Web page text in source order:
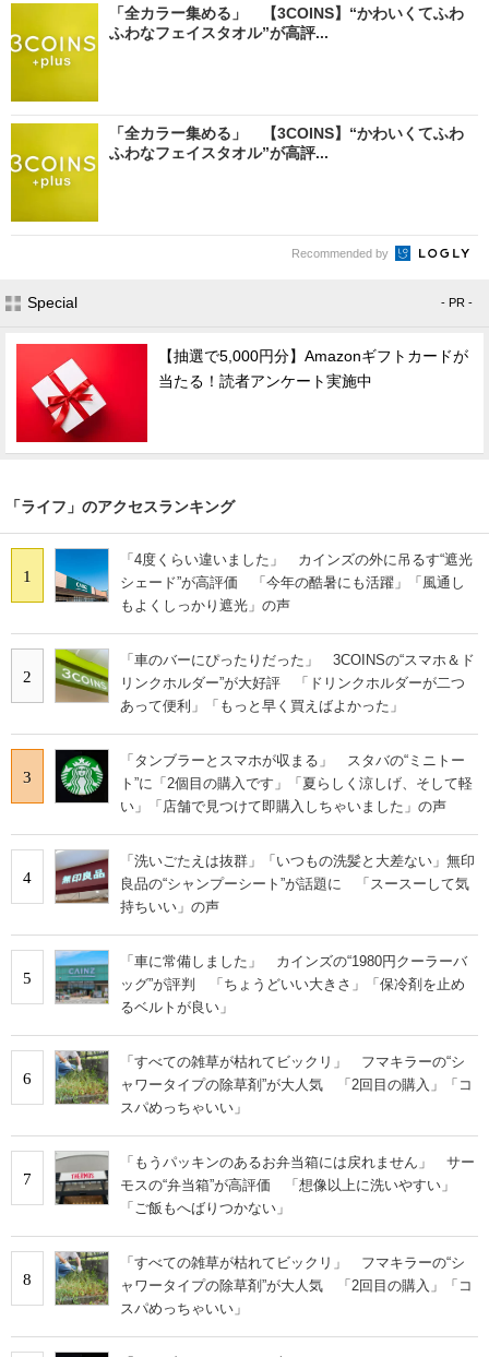
「全カラー集める」 【3COINS】“かわいくてふわ
ふわなフェイスタオル”が高評...
「全カラー集める」 【3COINS】“かわいくてふわ
ふわなフェイスタオル”が高評...
Recommended by
Special - PR -
【抽選で5,000円分】Amazonギフトカードが
当たる！読者アンケート実施中
「ライフ」のアクセスランキング
1
「4度くらい違いました」 カインズの外に吊るす“遮光
シェード”が高評価 「今年の酷暑にも活躍」「風通し
もよくしっかり遮光」の声
2
「車のバーにぴったりだった」 3COINSの“スマホ＆ド
リンクホルダー”が大好評 「ドリンクホルダーが二つ
あって便利」「もっと早く買えばよかった」
3
「タンブラーとスマホが収まる」 スタバの“ミニトー
ト”に「2個目の購入です」「夏らしく涼しげ、そして軽
い」「店舗で見つけて即購入しちゃいました」の声
4
「洗いごたえは抜群」「いつもの洗髪と大差ない」無印
良品の“シャンプーシート”が話題に 「スースーして気
持ちいい」の声
5
「車に常備しました」 カインズの“1980円クーラーバ
ッグ”が評判 「ちょうどいい大きさ」「保冷剤を止め
るベルトが良い」
6
「すべての雑草が枯れてビックリ」 フマキラーの“シ
ャワータイプの除草剤”が大人気 「2回目の購入」「コ
スパめっちゃいい」
7
「もうパッキンのあるお弁当箱には戻れません」 サー
モスの“弁当箱”が高評価 「想像以上に洗いやすい」
「ご飯もへばりつかない」
8
「すべての雑草が枯れてビックリ」 フマキラーの“シ
ャワータイプの除草剤”が大人気 「2回目の購入」「コ
スパめっちゃいい」